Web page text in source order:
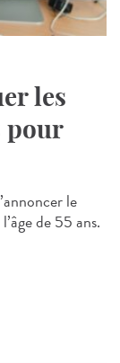
les
pour
le
de 55 ans.